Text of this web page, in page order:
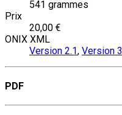
541 grammes
Prix
20,00 €
ONIX XML
Version 2.1, Version 3
PDF